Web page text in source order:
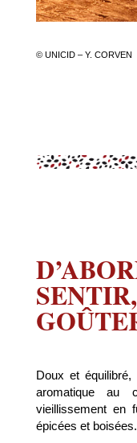
© UNICID – Y. CORVEN
Doux et
aromatique
vieillissement en
épicées et boisées.